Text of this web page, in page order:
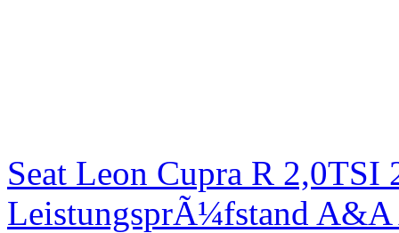
Seat Leon Cupra R
LeistungsprÃ¼fstand